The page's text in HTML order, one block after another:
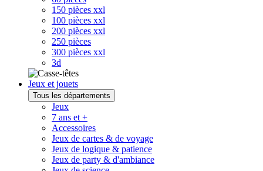
150 pièces xxl
100 pièces xxl
200 pièces xxl
250 pièces
300 pièces xxl
3d
Jeux et jouets
Tous les départements
Jeux
7 ans et +
Accessoires
Jeux de cartes & de voyage
Jeux de logique & patience
Jeux de party & d'ambiance